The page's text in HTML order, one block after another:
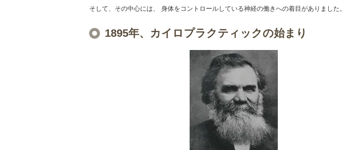
そして、その中心には、 身体をコントロールしている神経の働きへの着目がありました。
1895年、カイロプラクティックの始まり